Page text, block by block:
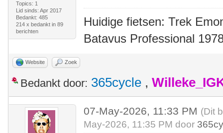
Topics: 1
Lid sinds: Apr 2017
Bedankt: 485
214 x bedankt in 89
berichten
Huidige fietsen: Trek
Batavus Professional
Website Zoek
Bedankt door: 365cycle ,
07-May-2026, 11:33 PM (Dit
May-2026, 11:35 PM door